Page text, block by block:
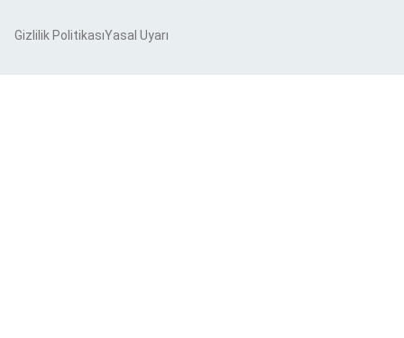
Gizlilik PolitikasıYasal Uyarı